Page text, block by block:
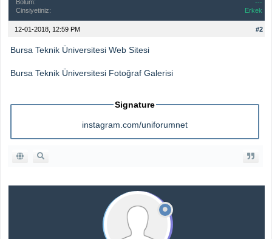
Bölüm:
---
Cinsiyetiniz:
Erkek
#2
12-01-2018, 12:59 PM
Bursa Teknik Üniversitesi Web Sitesi
Bursa Teknik Üniversitesi Fotoğraf Galerisi
Signature
instagram.com/uniforumnet